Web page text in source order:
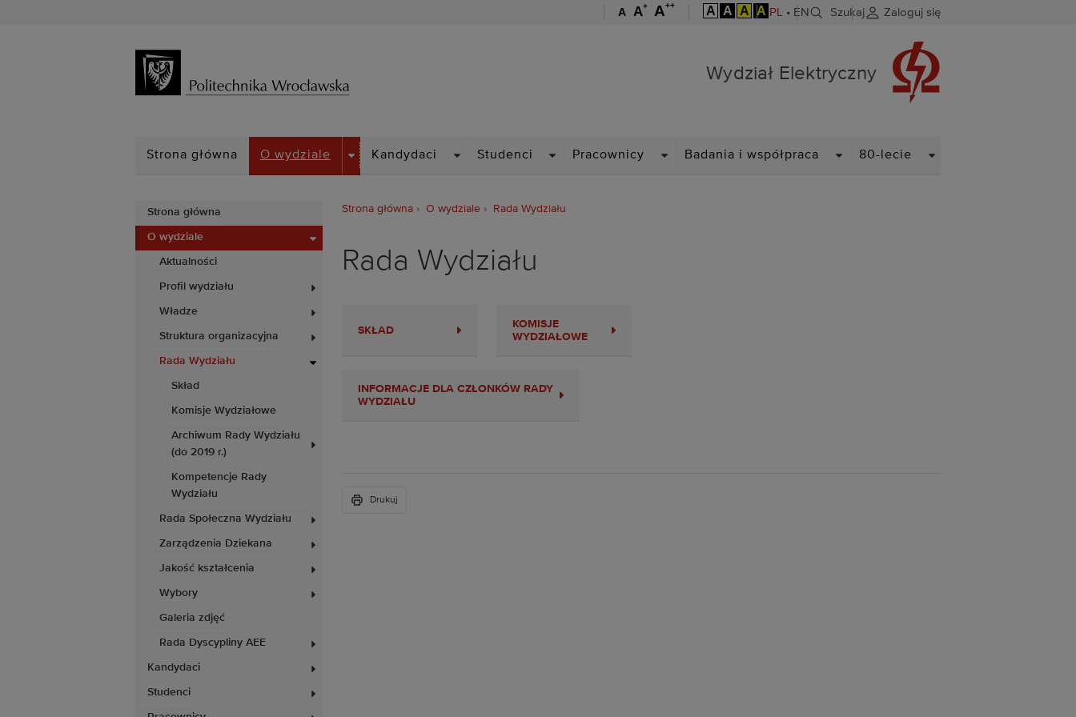
A A+ A++ A A A A PL • EN Szukaj Zaloguj się
Wydział Elektryczny
Strona główna O wydziale
DROPDOWN
Kandydaci Studenci Pracownicy Badania i współpraca 80-lecie
Strona główna
O wydziale
Aktualności
Profil wydziału
Władze
Struktura organizacyjna
Rada Wydziału
Skład
Komisje Wydziałowe
Archiwum Rady Wydziału
(do 2019 r.)
Kompetencje Rady
Wydziału
Rada Społeczna Wydziału
Zarządzenia Dziekana
Jakość kształcenia
Wybory
Galeria zdjęć
Rada Dyscypliny AEE
Kandydaci
Studenci
Strona główna O wydziale Rada Wydziału
Rada Wydziału
SKŁAD
KOMISJE
WYDZIAŁOWE
INFORMACJE DLA CZŁONKÓW RADY
WYDZIAŁU
Drukuj